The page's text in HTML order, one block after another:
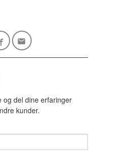
og del dine erfaringer
kunder.